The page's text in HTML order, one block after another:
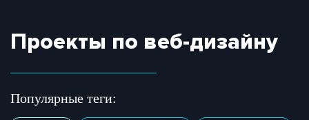
Проекты по веб-дизайну
Популярные теги: